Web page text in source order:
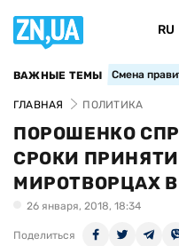
RU
ВАЖНЫЕ ТЕМЫ Смена
ГЛАВНАЯ ПОЛИТИКА
ПОРОШЕНКО
СРОКИ
МИРОТВОРЦАХ
26 января, 2018, 18:34
Поделиться